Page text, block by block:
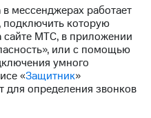
мессенджерах работает
подключить которую
МТС, в приложении
или с помощью
умного
«Защитник»
для определения звонков